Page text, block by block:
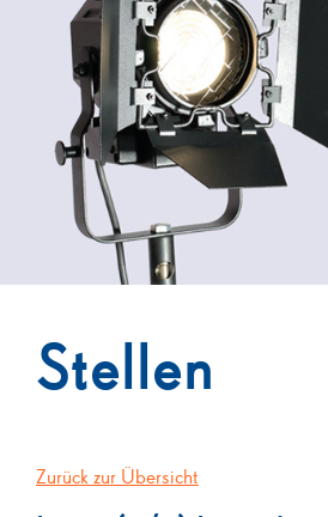
Stellen
Zurück zur Übersicht